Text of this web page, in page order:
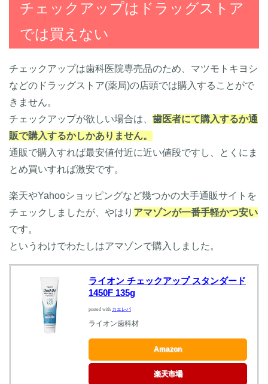
チェックアップはドラッグストア
では買えない
チェックアップは歯科医院専売品のため、マツモトキヨシ
などのドラッグストア(薬局)の店頭では購入することがで
きません。
チェックアップが欲しい場合は、 歯医者にて購入するか通
販で購入するかしかありません。
通販で購入すれば最安値付近に近い値段ですし、とくにま
とめ買いすれば激安です。
楽天やYahooショッピングなど幾つかの大手通販サイトを
チェックしましたが、やはり アマゾンが一番手軽かつ安い
です。
というわけでわたしはアマゾンで購入しました。
ライオン チェックアップ スタンダード
1450F 135g
posted with カエレバ
ライオン歯科材
Amazon
楽天市場